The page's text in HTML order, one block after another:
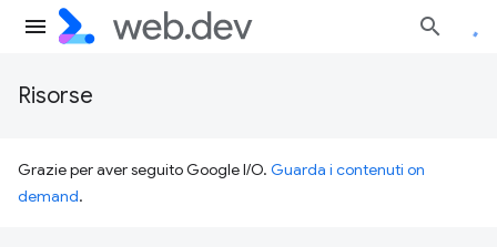
Risorse
Grazie per aver seguito Google I/O. Guarda i contenuti on
demand.